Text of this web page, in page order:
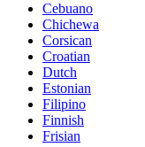
Cebuano
Chichewa
Corsican
Croatian
Dutch
Estonian
Filipino
Finnish
Frisian